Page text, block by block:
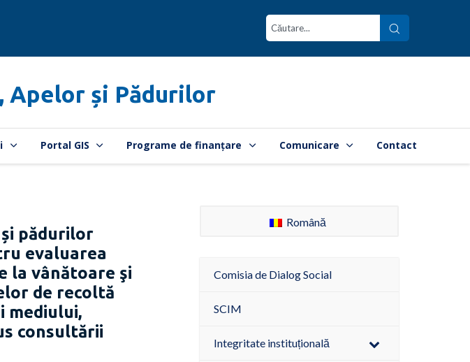
Apelor și Pădurilor
Portal GIS Programe de finanțare Comunicare Contact
pădurilor
evaluarea
la vânătoare şi
de recoltă
mediului,
consultării
Română
Comisia de Dialog Social
SCIM
Integritate instituțională